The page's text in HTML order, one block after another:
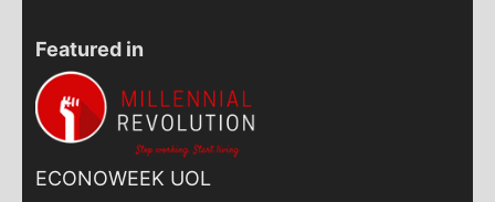
Featured in
ECONOWEEK UOL